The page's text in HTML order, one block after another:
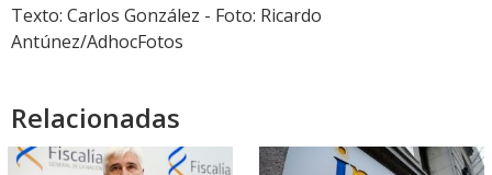
Texto: Carlos González - Foto: Ricardo
Antúnez/AdhocFotos
Relacionadas